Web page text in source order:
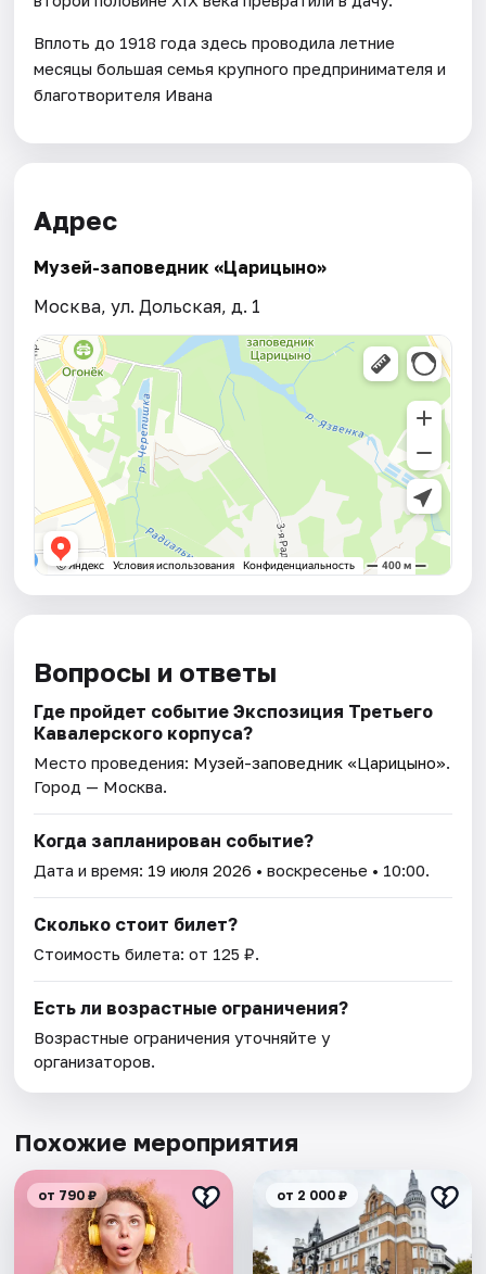
Вплоть до 1918 года здесь проводила летние
месяцы большая семья крупного предпринимателя и
благотворителя Ивана
Адрес
Музей-заповедник «Царицыно»
Москва, ул. Дольская, д. 1
Вопросы и ответы
Где пройдет событие Экспозиция Третьего
Кавалерского корпуса?
Место проведения: Музей-заповедник «Царицыно».
Город — Москва.
Когда запланирован событие?
Дата и время: 19 июля 2026 • воскресенье • 10:00.
Сколько стоит билет?
Стоимость билета: от 125 ₽.
Есть ли возрастные ограничения?
Возрастные ограничения уточняйте у
организаторов.
Похожие мероприятия
от 790 ₽ от 2 000 ₽